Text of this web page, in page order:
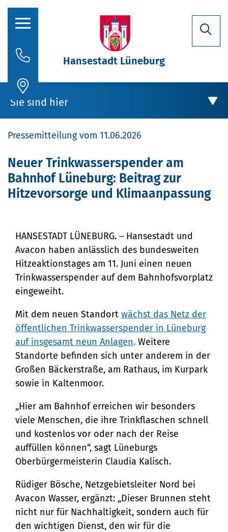
Aktuelles
Stadtporträt
Oberbürgermeisterin
Politik
Verwaltung
Bürgerservice
Bürgeramt
Online-Dienste
Rückrufformular
Sag's uns einfach
Klimaschutz und Umwelt
Klimaschutz
Klimaanpassung
Grünes Lüneburg
Umwelt
Nachhaltigkeit
Stadtentwicklung
Straßen- und
Brückenbau
Denkmalschutz
Mobilität
Sanierungsgebiete
Wohnen
Kultur und Freizeit
Kulturhäuser und
Bibliotheken
Kulturreferat
Sport
Stadtarchiv
Tourismus
Veranstaltungskalender
(Metropolregion HH)
Gesellschaft, Soziales und
Bildung
Bildung
Soziales
Familie und Betreuung
Stadtteilarbeit
Bürger:innenbeteiligung
Ehrenamt
Sicherheit und Ordnung
Ordnungsamt
Schiedsamt
Ortsrecht
Straßenreinigung und
Winterdienst
Telefon:
04131 - 309-0
E-Mail:
Hansestadt Lüneburg
Sie sind hier
Rathaus
Aktuelles
Lüneburg: Beitrag zur Hitzevorsorge und
Klimaanpassung
Pressemitteilung vom 11.06.2026
Neuer Trinkwasserspender am
Bahnhof Lüneburg: Beitrag zur
Hitzevorsorge und Klimaanpassung
HANSESTADT LÜNEBURG. – Hansestadt und
Avacon haben anlässlich des bundesweiten
Hitzeaktionstages am 11. Juni einen neuen
Trinkwasserspender auf dem Bahnhofsvorplatz
eingeweiht.
Mit dem neuen Standort wächst das Netz der
öffentlichen Trinkwasserspender in Lüneburg
auf insgesamt neun Anlagen. Weitere
Standorte befinden sich unter anderem in der
Großen Bäckerstraße, am Rathaus, im Kurpark
sowie in Kaltenmoor.
„Hier am Bahnhof erreichen wir besonders
viele Menschen, die ihre Trinkflaschen schnell
und kostenlos vor oder nach der Reise
auffüllen können“, sagt Lüneburgs
Oberbürgermeisterin Claudia Kalisch.
Rüdiger Bösche, Netzgebietsleiter Nord bei
Avacon Wasser, ergänzt: „Dieser Brunnen steht
nicht nur für Nachhaltigkeit, sondern auch für
den wichtigen Dienst, den wir für die